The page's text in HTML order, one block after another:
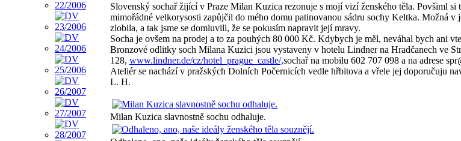
Slovenský sochař žijící v Praze Milan Kuzica rezonuje s mojí vizí ženského těla. Povšiml si
mimořádné velkorysosti zapůjčil do mého domu patinovanou sádru sochy Keltka. Možná v
zlobila, a tak jsme se domluvili, že se pokusím napravit její mravy.
Socha je ovšem na prodej a to za pouhých 80 000 Kč. Kdybych je měl, neváhal bych ani
Bronzové odlitky soch Milana Kuzici jsou vystaveny v hotelu Lindner na Hradčanech ve
128, www.lindner.de/cz/hotel_prague_castle/,sochař na mobilu 602 707 098 a na adrese
Ateliér se nachází v pražských Dolních Počernicích vedle hřbitova a vřele jej doporučuju
L. H.
Milan Kuzica slavnostně sochu odhaluje.